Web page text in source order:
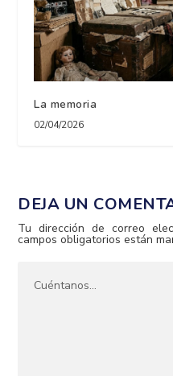
La memoria
02/04/2026
DEJA UN
Tu dirección de correo
campos obligatorios están